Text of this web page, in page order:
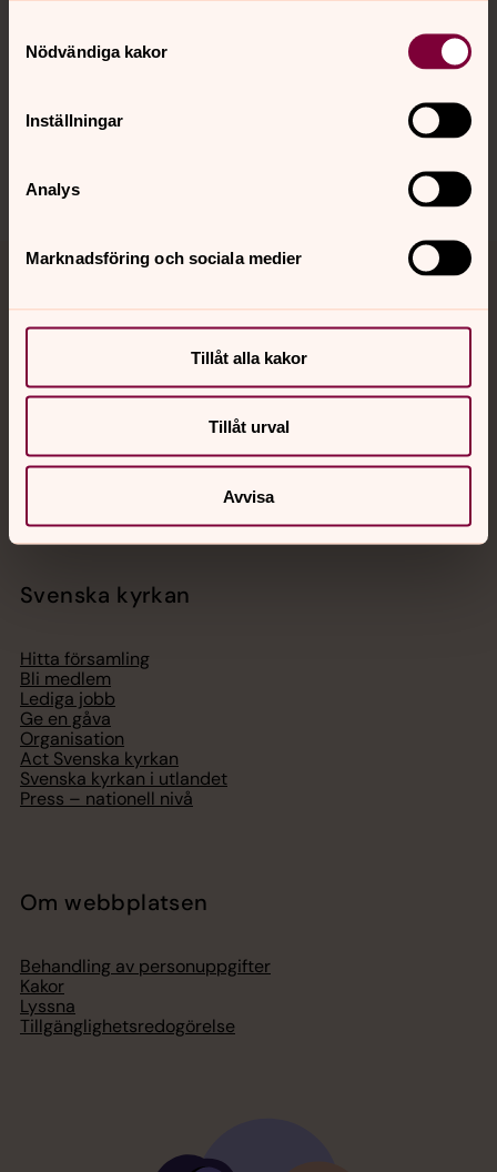
Nödvändiga kakor
Inställningar
Analys
Marknadsföring och sociala medier
Tillåt alla kakor
Tillåt urval
Avvisa
Sociala kanaler
med en präst på kvällar och nätter.
Digitalt brev
Svenska kyrkan
Hitta församling
Bli medlem
Lediga jobb
Ge en gåva
Organisation
Act Svenska kyrkan
Svenska kyrkan i utlandet
Press – nationell nivå
Om webbplatsen
Behandling av personuppgifter
Kakor
Lyssna
Tillgänglighetsredogörelse